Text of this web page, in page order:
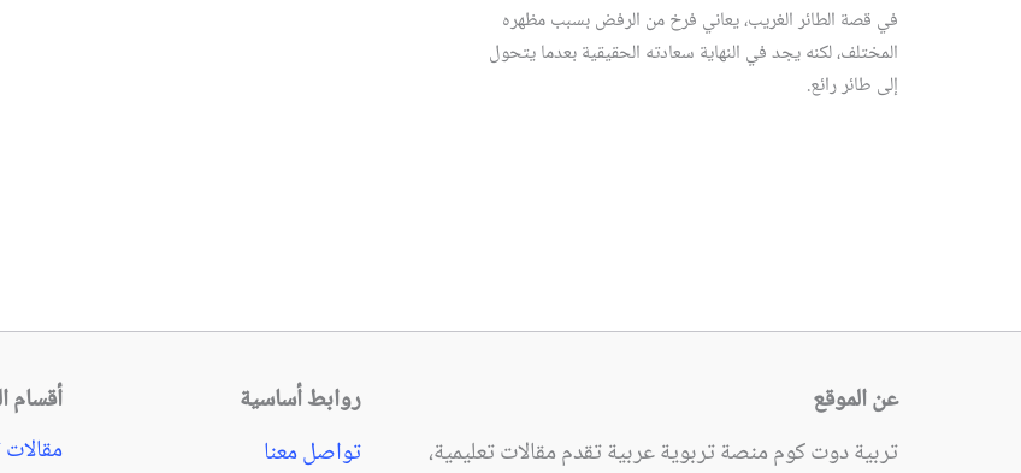
في قصة الطائر الغريب، يعاني فرخ من الرفض بسبب مظهره
المختلف، لكنه يجد في النهاية سعادته الحقيقية بعدما يتحول
إلى طائر رائع.
عن الموقع
تربية دوت كوم منصة تربوية عربية تقدم مقالات تعليمية،
روابط أساسية
تواصل معنا
أقسام